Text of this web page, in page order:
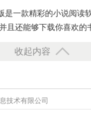
是一款精彩的小说阅读
且还能够下载你喜欢的
收起内容
技术有限公司